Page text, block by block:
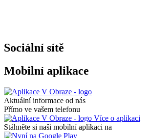
Sociální sítě
Mobilní aplikace
Aktuální informace od nás
Přímo ve vašem telefonu
Více o aplikaci
Stáhněte si naši mobilní aplikaci na